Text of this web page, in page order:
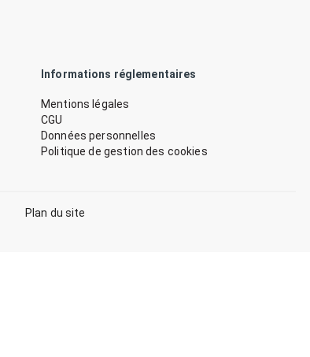
Informations réglementaires
Mentions légales
CGU
Données personnelles
Politique de gestion des cookies
Plan du site